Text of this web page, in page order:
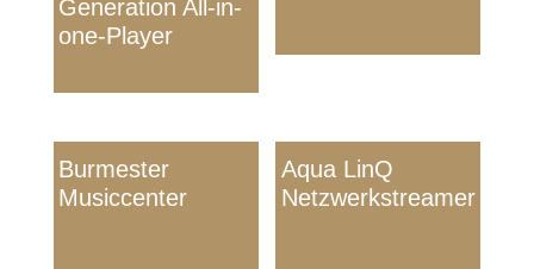
Generation All-in-
one-Player
Burmester
Musiccenter
Aqua LinQ
Netzwerkstreamer